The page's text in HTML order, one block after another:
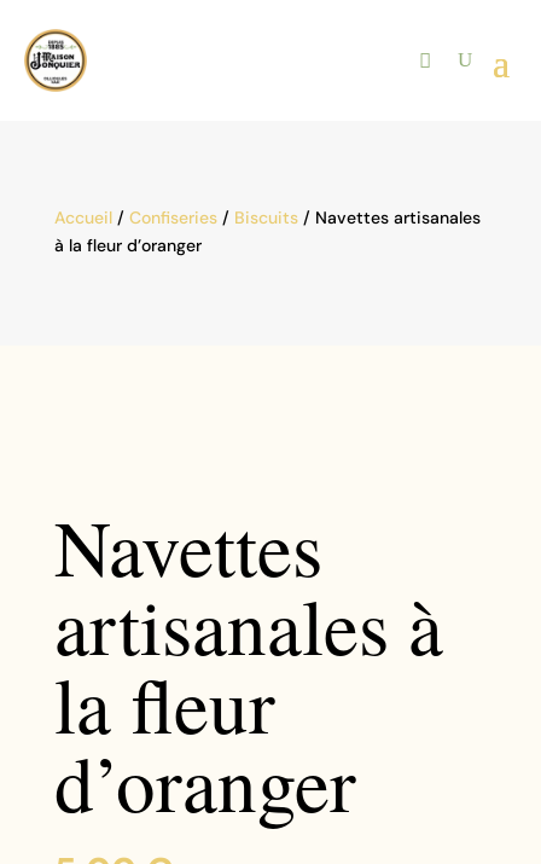
Accueil/ Confiseries/ Biscuits/ Navettes artisanales
à la fleur d’oranger
Navettes
artisanales à
la fleur
d’oranger